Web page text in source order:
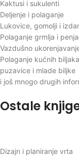
Kaktusi i sukulenti
Deljenje i polaganje
Lukovice, gomolji i
Polaganje grmlja i
Vazdušno
Polaganje kućnih biljaka
puzavice i mlade biljke
i još mnogo drugih
Ostale
Dizajn i planiranje vrta